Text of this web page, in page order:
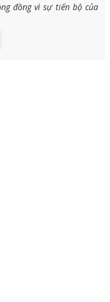
đồng vì sự tiến bộ của